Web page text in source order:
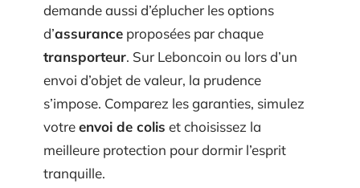
demande aussi d’éplucher les options
d’assurance proposées par chaque
transporteur. Sur Leboncoin ou lors d’un
envoi d’objet de valeur, la prudence
s’impose. Comparez les garanties, simulez
votreenvoi de colis et choisissez la
meilleure protection pour dormir l’esprit
tranquille.